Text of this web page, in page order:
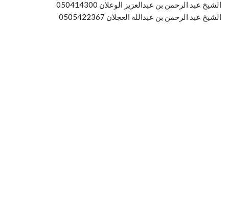
الشيخ عبد الرحمن بن عبدالعزيز الوعلان 050414300
الشيخ عبد الرحمن بن عبدالله العجلان 0505422367